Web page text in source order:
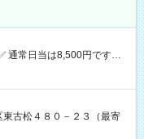
定されれば10,000円の日当
2級資格者の場合10,000円
合 17,250円 (4)上記勤務
円＝17,450円 -----------
17,450円* ---------------------
古松４８０－２３（最寄